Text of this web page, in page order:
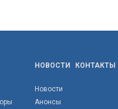
НОВОСТИ
Новости
Анонсы
КОНТАКТЫ